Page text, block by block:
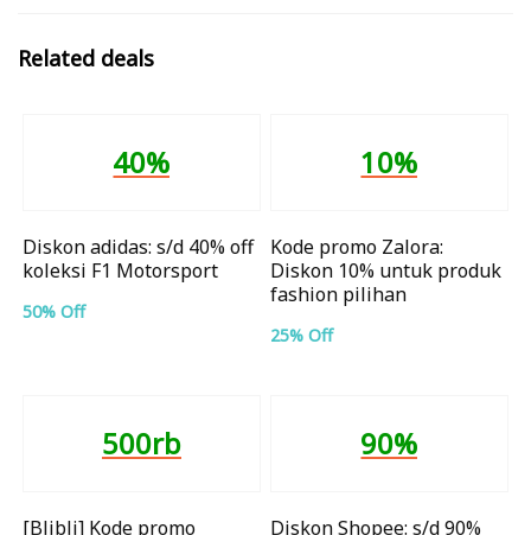
Related deals
40%
Diskon adidas: s/d 40% off
koleksi F1 Motorsport
50% Off
10%
Kode promo Zalora:
Diskon 10% untuk produk
fashion pilihan
25% Off
500rb
[Blibli] Kode promo
90%
Diskon Shopee: s/d 90%